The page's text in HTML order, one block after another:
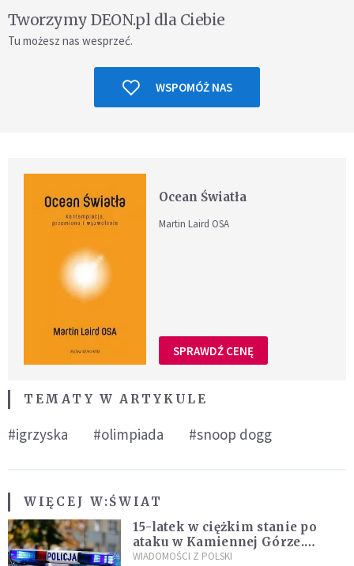
Tworzymy DEON.pl dla Ciebie
Tu możesz nas wesprzeć.
WSPOMÓŻ NAS
Ocean Światła
Martin Laird OSA
SPRAWDŹ CENĘ
TEMATY W ARTYKULE
#igrzyska #olimpiada #snoop dogg
WIĘCEJ W:ŚWIAT
15-latek w ciężkim stanie po
ataku w Kamiennej Górze.
Policja zatrzymała dwóch
WIADOMOŚCI Z POLSKI